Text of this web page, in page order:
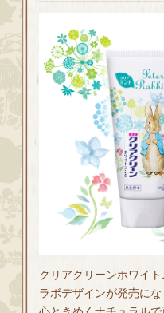
クリアクリーンホワイ
ラボデザインが発売にな